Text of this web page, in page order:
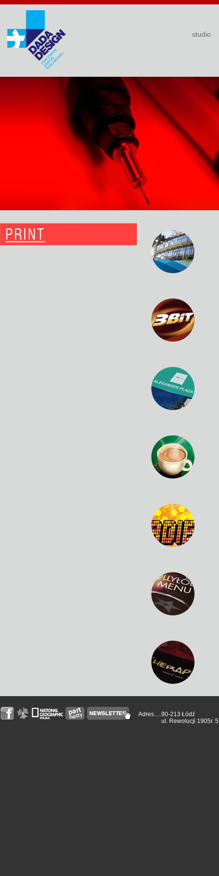
studio
Adres.....90-213 Łódź
ul. Rewolucji 1905r.